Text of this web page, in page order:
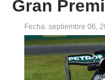
Gran
Fecha: septiembre 06,